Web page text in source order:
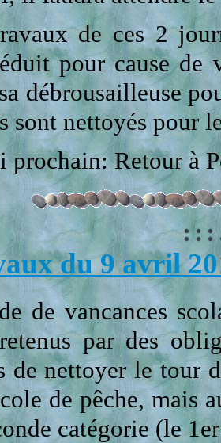
de ces 2
pour cause de
débrousailleuse
sont nettoyés pour
prochain: Retour à
du 9 avril
de vancances
par des
de nettoyer le tour
de pêche, mais
catégorie (le